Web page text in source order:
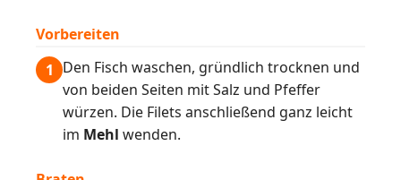
Vorbereiten
1 Den Fisch waschen, gründlich trocknen und
von beiden Seiten mit Salz und Pfeffer
würzen. Die Filets anschließend ganz leicht
im Mehl wenden.